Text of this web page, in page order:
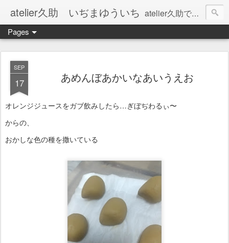
atelier久助 いぢまゆういち atelier久助では土と火から暖かなモノたちを生み出しています。 ご覧になられた方が和んで頂ければ幸いです。
Pages
SEP
17 あめんぼあかいなあいうえお
オレンジジュースをガブ飲みしたら…ぎぼぢわるぃ〜
からの、
おかしな色の種を撒いている